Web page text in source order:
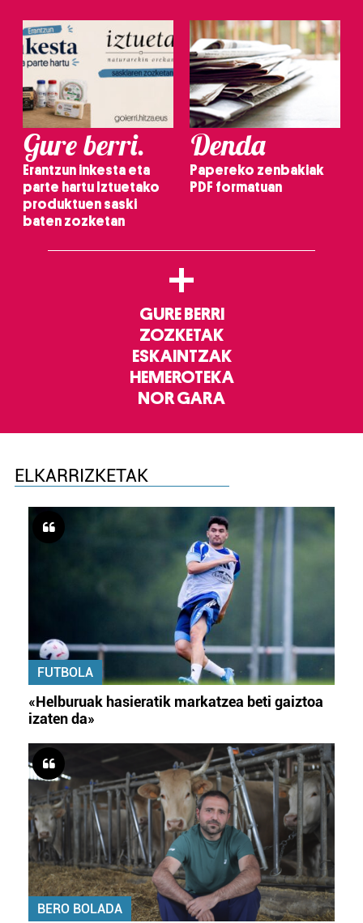
Gure berri.
Erantzun inkesta eta
parte hartu Iztuetako
produktuen saski
baten zozketan
Denda
Papereko zenbakiak
PDF formatuan
+
GURE BERRI
ZOZKETAK
ESKAINTZAK
HEMEROTEKA
NOR GARA
ELKARRIZKETAK
FUTBOLA
«Helburuak hasieratik markatzea beti gaiztoa
izaten da»
BERO BOLADA